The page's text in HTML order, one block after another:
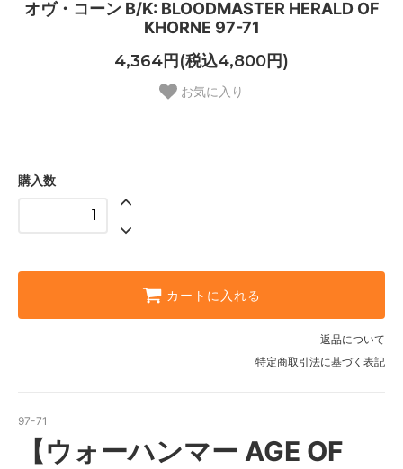
オヴ・コーン B/K: BLOODMASTER HERALD OF
KHORNE 97-71
4,364円(税込4,800円)
お気に入り
購入数
カートに入れる
返品について
特定商取引法に基づく表記
97-71
【ウォーハンマー AGE OF